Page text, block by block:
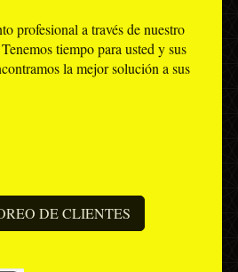
profesional a través de nuestro
tiempo para usted y sus
la mejor solución a sus
DE CLIENTES